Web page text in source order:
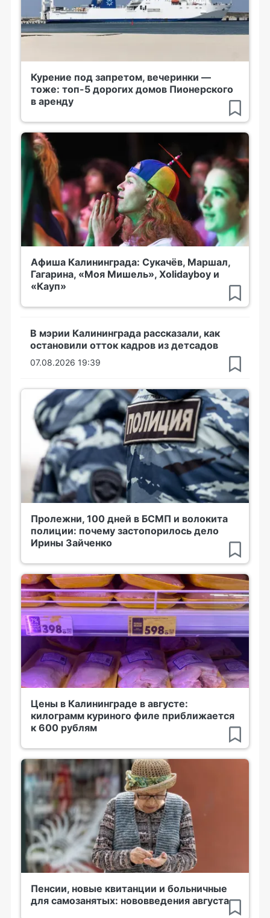
Курение под запретом, вечеринки —
тоже: топ-5 дорогих домов Пионерского
в аренду
Афиша Калининграда: Сукачёв, Маршал,
Гагарина, «Моя Мишель», Xolidayboy и
«Кауп»
В мэрии Калининграда рассказали, как
остановили отток кадров из детсадов
07.08.2026 19:39
Пролежни, 100 дней в БСМП и волокита
полиции: почему застопорилось дело
Ирины Зайченко
Цены в Калининграде в августе:
килограмм куриного филе приближается
к 600 рублям
Пенсии, новые квитанции и больничные
для самозанятых: нововведения августа